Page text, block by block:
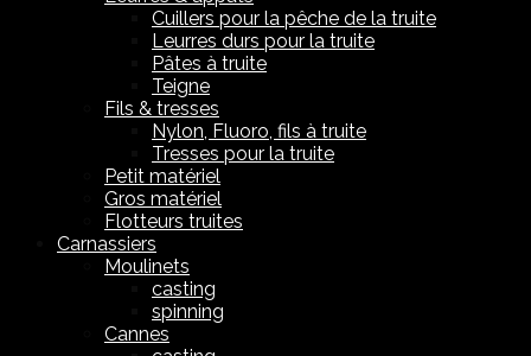
Cuillers pour la pêche de la truite
Leurres durs pour la truite
Pâtes à truite
Teigne
Fils & tresses
Nylon, Fluoro, fils à truite
Tresses pour la truite
Petit matériel
Gros matériel
Flotteurs truites
Carnassiers
Moulinets
casting
spinning
Cannes